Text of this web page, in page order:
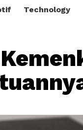
Technology